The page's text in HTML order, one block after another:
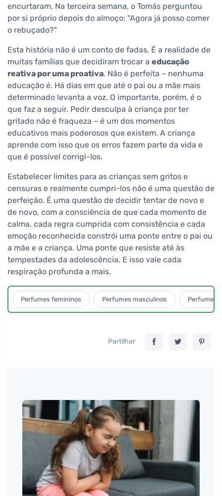
encurtaram. Na terceira semana, o Tomás perguntou
por si próprio depois do almoço: "Agora já posso comer
o rebuçado?"
Esta história não é um conto de fadas. É a realidade de
muitas famílias que decidiram trocar a educação
reativa por uma proativa. Não é perfeita – nenhuma
educação é. Há dias em que até o pai ou a mãe mais
determinado levanta a voz. O importante, porém, é o
que faz a seguir. Pedir desculpa à criança por ter
gritado não é fraqueza – é um dos momentos
educativos mais poderosos que existem. A criança
aprende com isso que os erros fazem parte da vida e
que é possível corrigi-los.
Estabelecer limites para as crianças sem gritos e
censuras e realmente cumpri-los não é uma questão de
perfeição. É uma questão de decidir tentar de novo e
de novo, com a consciência de que cada momento de
calma, cada regra cumprida com consistência e cada
emoção reconhecida constrói uma ponte entre o pai ou
a mãe e a criança. Uma ponte que resiste até às
tempestades da adolescência. E isso vale cada
respiração profunda a mais.
Perfumes femininos Perfumes masculinos Perfumes
Partilhar